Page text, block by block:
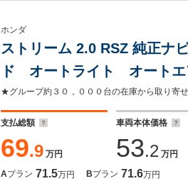
ホンダ
ストリーム 2.0 RSZ 純正
ド オートライト オート
ルシフト ドアバイザー フ
ーガラス
支払総額
69.9 万円
車両本体価格
53.2 万円
Aプラン 71.5万円 Bプラン 71.6万円